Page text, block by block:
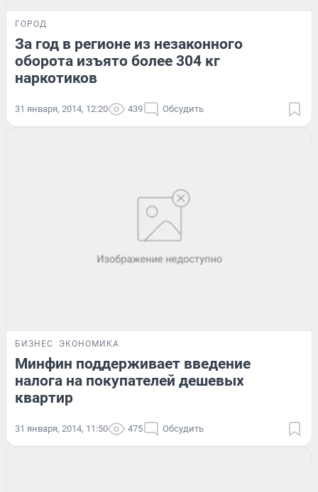
ГОРОД
За год в регионе из незаконного
оборота изъято более 304 кг
наркотиков
31 января, 2014, 12:20 439 Обсудить
БИЗНЕС ЭКОНОМИКА
Минфин поддерживает введение
налога на покупателей дешевых
квартир
31 января, 2014, 11:50 475 Обсудить